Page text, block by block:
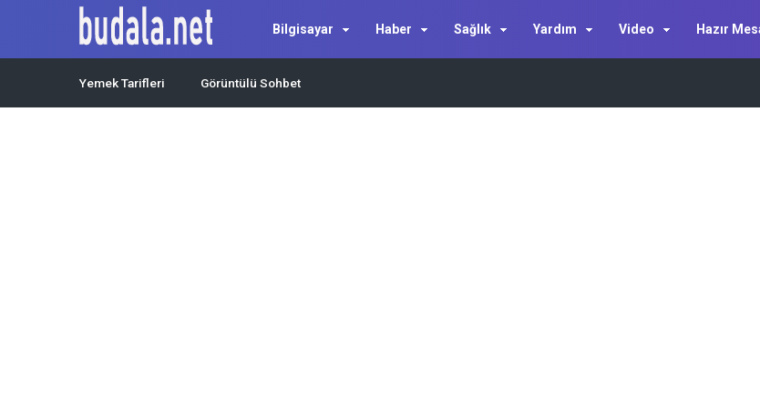
Bilgisayar Haber Sağlık Yardım Video Hazır
Yemek Tarifleri Görüntülü Sohbet